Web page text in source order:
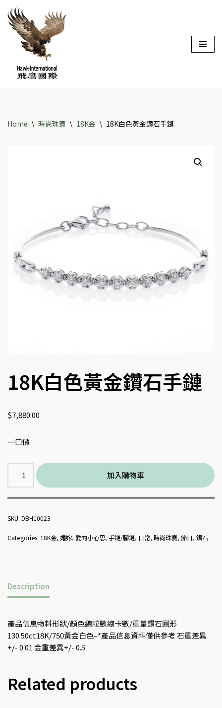
Skip
content
Home \ 時尚珠寶 \ 18K金 \ 18K白色黃金鑽石手鏈
18K白色黃金鑽石手鏈
$7,880.00
一口價
加入購物車
SKU: DBH10023
Categories: 18K金, 婚嫁, 愛的小心思, 手鏈/腳鏈, 日常, 時尚珠寶, 節日, 鑽石
Description
產品信息物料形狀/顏色總粒數總卡數/重量鑽石圓形
130.50ct18K/750黃金白色–*產品信息資料僅供參考 石重差異
+/- 0.01 金重差異+/- 0.5
Related products